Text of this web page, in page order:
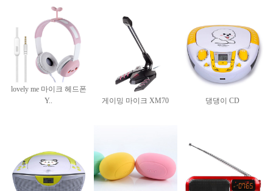
lovely me 마이크 헤드폰
Y..
게이밍 마이크 XM70 댕댕이 CD